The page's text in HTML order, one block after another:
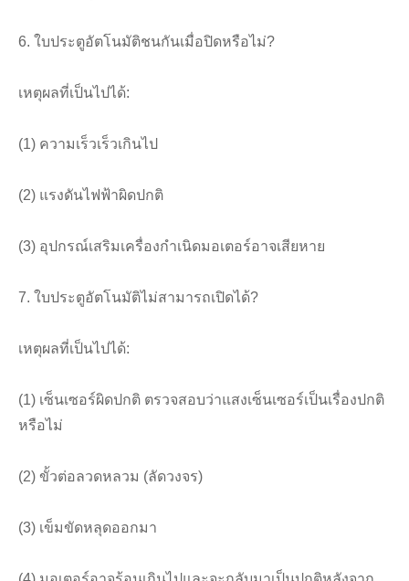
6. ใบประตูอัตโนมัติชนกันเมื่อปิดหรือไม่?
เหตุผลที่เป็นไปได้:
(1) ความเร็วเร็วเกินไป
(2) แรงดันไฟฟ้าผิดปกติ
(3) อุปกรณ์เสริมเครื่องกำเนิดมอเตอร์อาจเสียหาย
7. ใบประตูอัตโนมัติไม่สามารถเปิดได้?
เหตุผลที่เป็นไปได้:
(1) เซ็นเซอร์ผิดปกติ ตรวจสอบว่าแสงเซ็นเซอร์เป็นเรื่องปกติ
หรือไม่
(2) ขั้วต่อลวดหลวม (ลัดวงจร)
(3) เข็มขัดหลุดออกมา